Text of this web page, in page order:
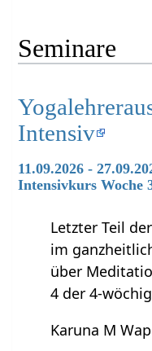
Seminare
Intensiv
11.09.2026 -
Intensivkurs Woche
Letzter Teil
im
über
4 der 4-
Karuna M